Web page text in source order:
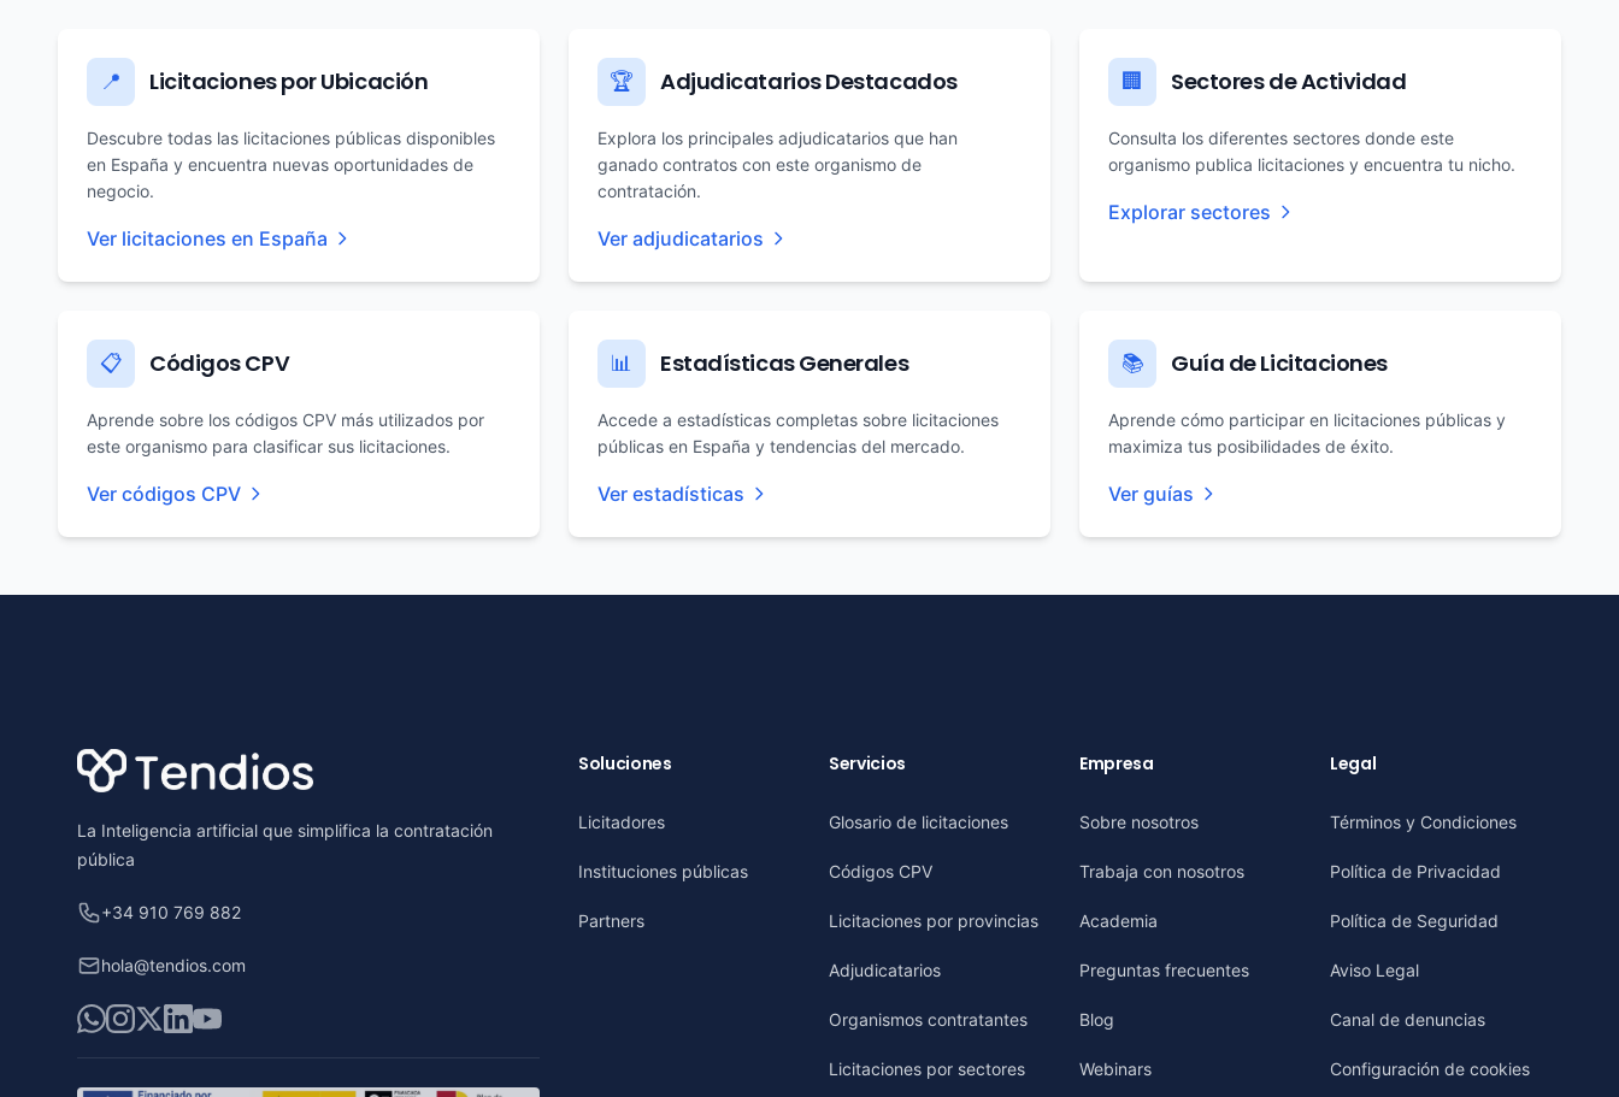
📍 Licitaciones por Ubicación
Descubre todas las licitaciones públicas disponibles
en España y encuentra nuevas oportunidades de
negocio.
Ver licitaciones en España
🏆 Adjudicatarios Destacados
Explora los principales adjudicatarios que han
ganado contratos con este organismo de
contratación.
Ver adjudicatarios
🏢 Sectores de Actividad
Consulta los diferentes sectores donde este
organismo publica licitaciones y encuentra tu nicho.
Explorar sectores
📋 Códigos CPV
Aprende sobre los códigos CPV más utilizados por
este organismo para clasificar sus licitaciones.
Ver códigos CPV
📊 Estadísticas Generales
Accede a estadísticas completas sobre licitaciones
públicas en España y tendencias del mercado.
Ver estadísticas
📚 Guía de Licitaciones
Aprende cómo participar en licitaciones públicas y
maximiza tus posibilidades de éxito.
Ver guías
La Inteligencia artificial que simplifica la contratación
pública
+34 910 769 882
hola@tendios.com
WhatsApp
Instagram
X LinkedIn
YouTube
Soluciones
Licitadores
Instituciones públicas
Partners
Servicios
Glosario de licitaciones
Códigos CPV
Licitaciones por provincias
Adjudicatarios
Organismos contratantes
Licitaciones por sectores
Empresa
Sobre nosotros
Trabaja con nosotros
Academia
Preguntas frecuentes
Blog
Webinars
Legal
Términos y Condiciones
Política de Privacidad
Política de Seguridad
Aviso Legal
Canal de denuncias
Configuración de cookies